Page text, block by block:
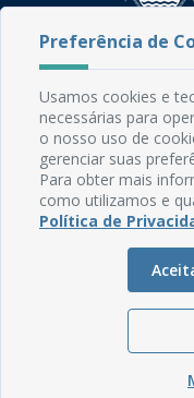
Fone:
Email:
Expediente: Segunda
Manual
Preferência de
Usamos cookies e
necessárias para
o nosso uso de
gerenciar suas
Para obter mais
como utilizamos e
Política de